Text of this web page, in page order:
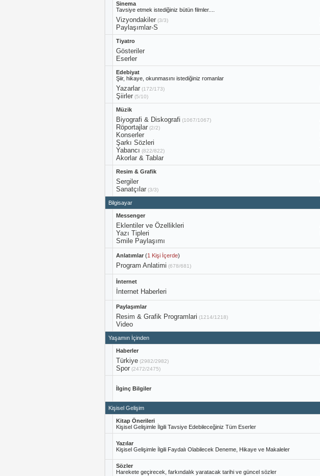
Sinema
Tavsiye etmek istediğiniz bütün filmler....
Vizyondakiler(3/3)
Paylaşımlar-S
Tiyatro
Gösteriler
Eserler
Edebiyat
Şiir, hikaye, okunmasını istediğiniz romanlar
Yazarlar(172/173)
Şiirler(5/10)
Müzik
Biyografi & Diskografi (1067/1067)
Röportajlar(2/2)
Konserler
Şarkı Sözleri
Yabancı (822/822)
Akorlar & Tablar
Resim & Grafik
Sergiler
Sanatçılar(3/3)
Bilgisayar
Messenger
Eklentiler ve Özellikleri
Yazı Tipleri
Smile Paylaşımı
Anlatımlar (1 Kişi İçerde)
Program Anlatimi (678/681)
İnternet
İnternet Haberleri
Paylaşımlar
Resim & Grafik Programlari (1214/1218)
Video
Yaşamın İçinden
Haberler
Türkiye(2982/2982)
Spor(2472/2475)
İlginç Bilgiler
Kişisel Gelişim
Kitap Önerileri
Kişisel Gelişimle İlgili Tavsiye Edebileceğiniz Tüm Eserler
Yazılar
Kişisel Gelişimle İlgili Faydalı Olabilecek Deneme, Hikaye ve Makaleler
Sözler
Harekete geçirecek, farkındalık yaratacak tarihi ve güncel sözler